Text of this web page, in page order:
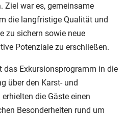
Ziel war es, gemeinsame
die langfristige Qualität und
zu sichern sowie neue
Potenziale zu erschließen.
das Exkursionsprogramm in die
über den Karst- und
die Gäste einen
Besonderheiten rund um